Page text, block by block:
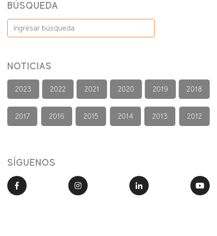
BÚSQUEDA
NOTICIAS
2023 2022 2021 2020 2019 2018
2017 2016 2015 2014 2013 2012
SÍGUENOS